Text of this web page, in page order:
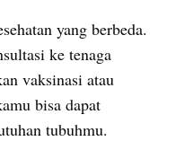
yang berbeda.
ke tenaga
vaksinasi atau
bisa dapat
tubuhmu.